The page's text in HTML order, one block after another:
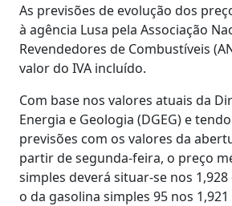
As previsões de evolução dos
à agência Lusa pela Associação
Revendedores de Combustíveis
valor do IVA incluído.
Com base nos valores atuais da
Energia e Geologia (DGEG) e
previsões com os valores da
partir de segunda-feira, o preço
simples deverá situar-se nos
o da gasolina simples 95 nos